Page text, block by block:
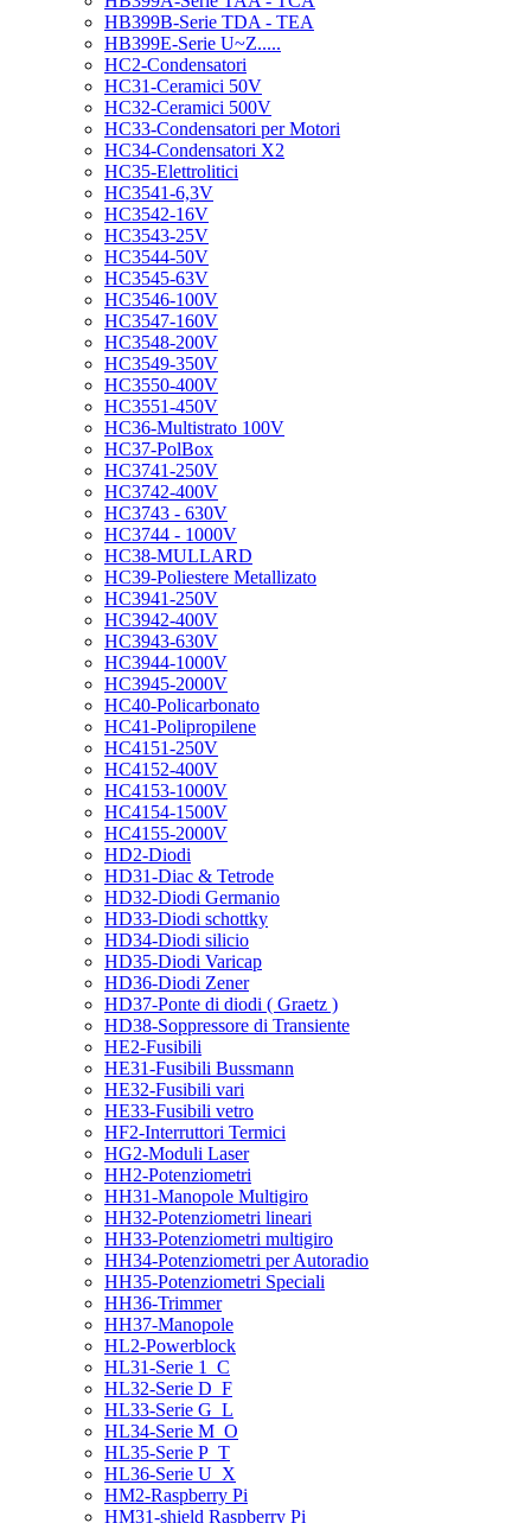
HB399B-Serie TDA - TEA
HB399E-Serie U~Z.....
HC2-Condensatori
HC31-Ceramici 50V
HC32-Ceramici 500V
HC33-Condensatori per Motori
HC34-Condensatori X2
HC35-Elettrolitici
HC3541-6,3V
HC3542-16V
HC3543-25V
HC3544-50V
HC3545-63V
HC3546-100V
HC3547-160V
HC3548-200V
HC3549-350V
HC3550-400V
HC3551-450V
HC36-Multistrato 100V
HC37-PolBox
HC3741-250V
HC3742-400V
HC3743 - 630V
HC3744 - 1000V
HC38-MULLARD
HC39-Poliestere Metallizato
HC3941-250V
HC3942-400V
HC3943-630V
HC3944-1000V
HC3945-2000V
HC40-Policarbonato
HC41-Polipropilene
HC4151-250V
HC4152-400V
HC4153-1000V
HC4154-1500V
HC4155-2000V
HD2-Diodi
HD31-Diac & Tetrode
HD32-Diodi Germanio
HD33-Diodi schottky
HD34-Diodi silicio
HD35-Diodi Varicap
HD36-Diodi Zener
HD37-Ponte di diodi ( Graetz )
HD38-Soppressore di Transiente
HE2-Fusibili
HE31-Fusibili Bussmann
HE32-Fusibili vari
HE33-Fusibili vetro
HF2-Interruttori Termici
HG2-Moduli Laser
HH2-Potenziometri
HH31-Manopole Multigiro
HH32-Potenziometri lineari
HH33-Potenziometri multigiro
HH34-Potenziometri per Autoradio
HH35-Potenziometri Speciali
HH36-Trimmer
HH37-Manopole
HL2-Powerblock
HL31-Serie 1_C
HL32-Serie D_F
HL33-Serie G_L
HL34-Serie M_O
HL35-Serie P_T
HL36-Serie U_X
HM2-Raspberry Pi
HM31-shield Raspberry Pi